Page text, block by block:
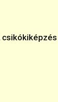
csikókiképzés